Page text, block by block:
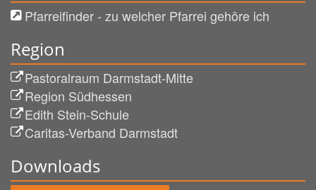
Pfarreifinder - zu welcher Pfarrei gehöre ich
Region
Pastoralraum Darmstadt-Mitte
Region Südhessen
Edith Stein-Schule
Caritas-Verband Darmstadt
Downloads